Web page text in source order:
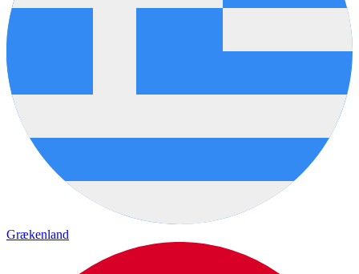
Grækenland